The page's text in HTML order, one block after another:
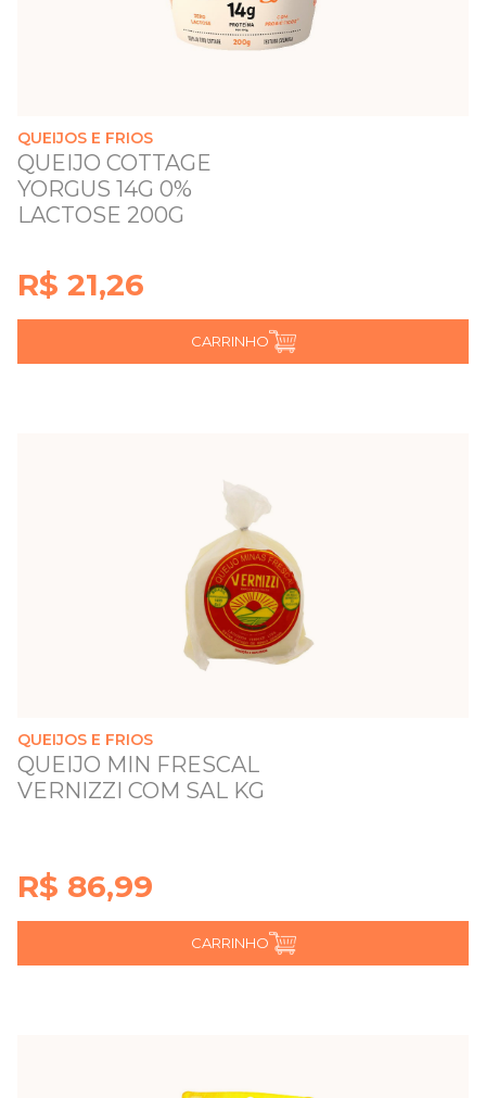
QUEIJOS E FRIOS
QUEIJO COTTAGE
YORGUS 14G 0%
LACTOSE 200G
R$ 21,26
CARRINHO
QUEIJOS E FRIOS
QUEIJO MIN FRESCAL
VERNIZZI COM SAL KG
R$ 86,99
CARRINHO